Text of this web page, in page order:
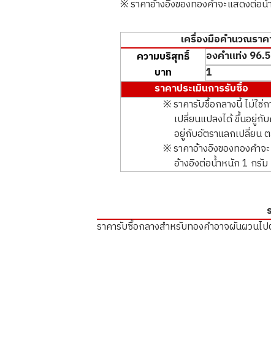
※ ราคาอ้างอิงของทองคำจะแสดงต่อ
เครื่องมือคำนวณราค
ความบริสุทธิ์
บาท
ราคาประเมินการรับซื้อ
※ ราคารับซื้อกลางนี้ ไม่ใช่
เปลี่ยนแปลงได้ ขึ้นอยู่กั
อยู่กับอัตราแลกเปลี่ยน
※ ราคาอ้างอิงของทองคำ
อ้างอิงต่อน้ำหนัก 1 กรัม
ราคารับซื้อกลางสำหรับทองคำอาจผันผวนไ